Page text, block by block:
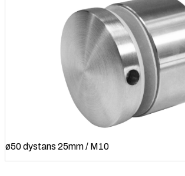
ø50 dystans 25mm / M10